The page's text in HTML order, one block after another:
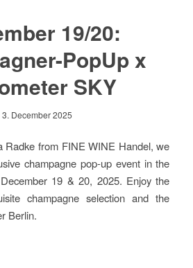
19/20:
PopUp x
SKY
3. December 2025
Radke from FINE WINE Handel, we
champagne pop-up event in the
19 & 20, 2025. Enjoy the
champagne selection and the
Berlin.